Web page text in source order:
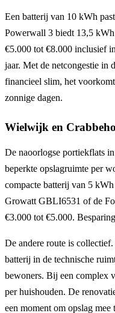
Een batterij van 10 kWh
Powerwall 3 biedt 13,5
€5.000 tot €8.000 inclusief
jaar. Met de netcongestie in
financieel slim, het
zonnige dagen.
Wielwijk en
De naoorlogse portiekflats
beperkte opslagruimte per
compacte batterij van 5
Growatt GBLI6531 of de
€3.000 tot €5.000.
De andere route is
batterij in de technische
bewoners. Bij een complex
per huishouden. De
een moment om opslag mee